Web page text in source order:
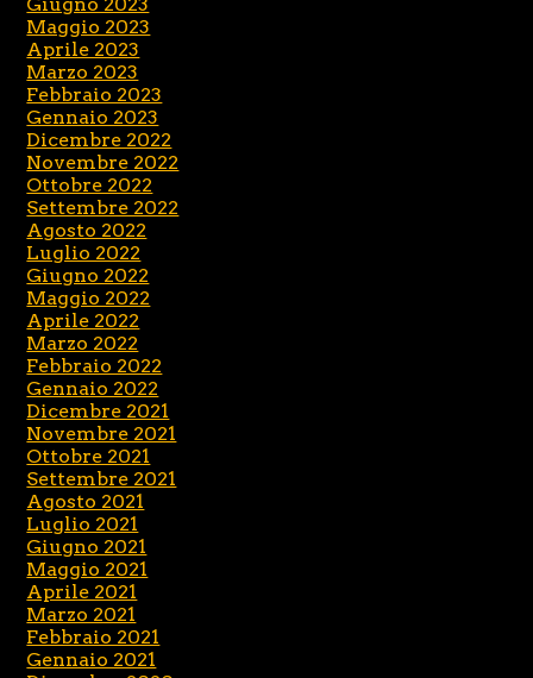
Maggio 2023
Aprile 2023
Marzo 2023
Febbraio 2023
Gennaio 2023
Dicembre 2022
Novembre 2022
Ottobre 2022
Settembre 2022
Agosto 2022
Luglio 2022
Giugno 2022
Maggio 2022
Aprile 2022
Marzo 2022
Febbraio 2022
Gennaio 2022
Dicembre 2021
Novembre 2021
Ottobre 2021
Settembre 2021
Agosto 2021
Luglio 2021
Giugno 2021
Maggio 2021
Aprile 2021
Marzo 2021
Febbraio 2021
Gennaio 2021